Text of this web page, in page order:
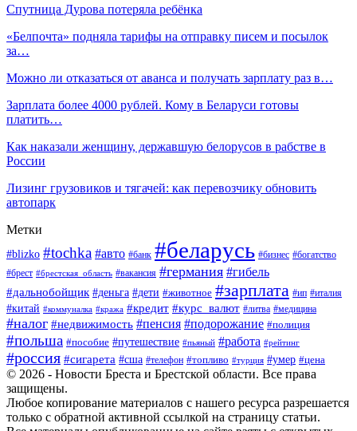
Спутница Дурова потеряла ребёнка
«Белпочта» подняла тарифы на отправку писем и посылок
за…
Можно ли отказаться от аванса и получать зарплату раз в…
Зарплата более 4000 рублей. Кому в Беларуси готовы
платить…
Как наказали женщину, державшую белорусов в рабстве в
России
Лизинг грузовиков и тягачей: как перевозчику обновить
автопарк
Метки
#blizko #tochka #авто #банк #беларусь #бизнес #богатство
#брест #брестская_область #вакансия #германия #гибель
#дальнобойщик #деньга #дети #животное #зарплата #ип #италия
#китай #коммуналка #кража #кредит #курс_валют #литва #медицина
#налог #недвижимость #пенсия #подорожание #полиция
#польша #пособие #путешествие #пьяный #работа #рейтинг
#россия #сигарета #сша #телефон #топливо #турция #умер #цена
© 2026 - Новости Бреста и Брестской области. Все права
защищены.
Любое копирование материалов с нашего ресурса разрешается
только с обратной активной ссылкой на страницу статьи.